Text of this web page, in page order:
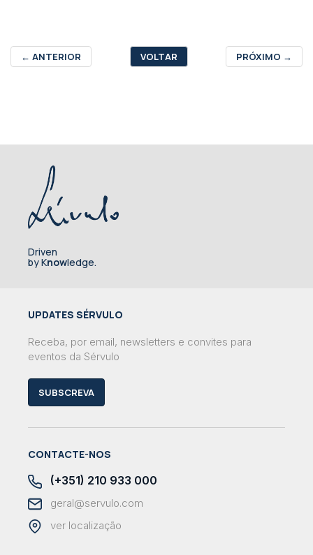
← ANTERIOR VOLTAR PRÓXIMO →
Driven
by Knowledge.
UPDATES SÉRVULO
Receba, por email, newsletters e convites para
eventos da Sérvulo
SUBSCREVA
CONTACTE-NOS
(+351) 210 933 000
geral@servulo.com
ver localização